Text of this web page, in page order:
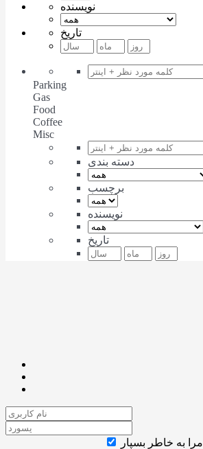
نویسنده
تاریخ
Parking
Gas
Food
Coffee
Misc
دسته بندی
برچسب
نویسنده
تاریخ
مرا به خاطر بسپار